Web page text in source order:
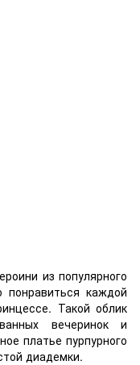
из популярного
понравиться каждой
Такой облик
вечеринок и
платье пурпурного
диадемки.